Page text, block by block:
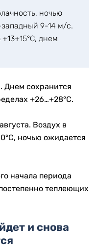
ночью
9-14 м/с.
днем
Днем сохранится
+26…+28°C.
Воздух в
ночью ожидается
начала периода
теплеющих
и снова